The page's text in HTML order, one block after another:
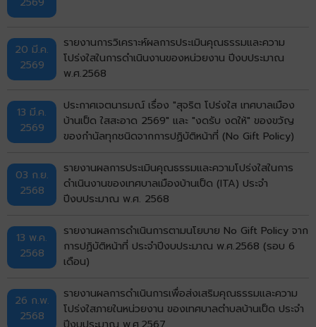
20 มี.ค.
2569
รายงานการวิเคราะห์ผลการประเมินคุณธรรมและความ
โปร่งใสในการดำเนินงานของหน่วยงาน ปีงบประมาณ
พ.ศ.2568
13 มี.ค.
2569
ประกาศเจตนารมณ์ เรื่อง "สุจริต โปร่งใส เทศบาลเมือง
บ้านเป็ด ใสสะอาด 2569" และ "งดรับ งดให้" ของขวัญ
ของกำนัลทุกชนิดจากการปฏิบัติหน้าที่ (No Gift Policy)
03 ก.ย.
2568
รายงานผลการประเมินคุณธรรมและความโปร่งใสในการ
ดำเนินงานของเทศบาลเมืองบ้านเป็ด (ITA) ประจำ
ปีงบประมาณ พ.ศ. 2568
13 พ.ค.
2568
รายงานผลการดำเนินการตามนโยบาย No Gift Policy จาก
การปฏิบัติหน้าที่ ประจำปีงบประมาณ พ.ศ.2568 (รอบ 6
เดือน)
26 ก.พ.
2568
รายงานผลการดำเนินการเพื่อส่งเสริมคุณธรรมและความ
โปร่งใสภายในหน่วยงาน ของเทศบาลตำบลบ้านเป็ด ประจำ